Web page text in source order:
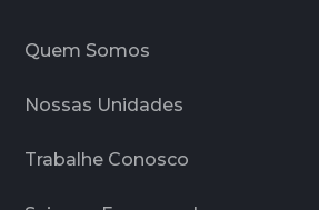
Quem Somos
Nossas Unidades
Trabalhe Conosco